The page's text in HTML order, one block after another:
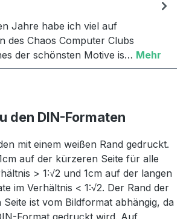
Jahre habe ich viel auf
des Chaos Computer Clubs
der schönsten Motive is… Mehr
den DIN-Formaten
mit einem weißen Rand gedruckt.
auf der kürzeren Seite für alle
> 1:√2 und 1cm auf der langen
im Verhältnis < 1:√2. Der Rand der
Seite ist vom Bildformat abhängig, da
Format gedruckt wird. Auf